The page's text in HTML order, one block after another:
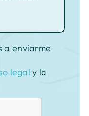
a enviarme
legal y la